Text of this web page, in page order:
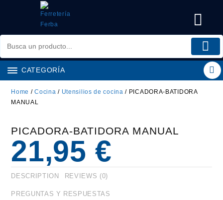
CATEGORÍA
Home /Cocina / Utensilios de cocina / PICADORA-BATIDORA
MANUAL
PICADORA-BATIDORA MANUAL
21,95 €
DESCRIPTION REVIEWS (0)
PREGUNTAS Y RESPUESTAS